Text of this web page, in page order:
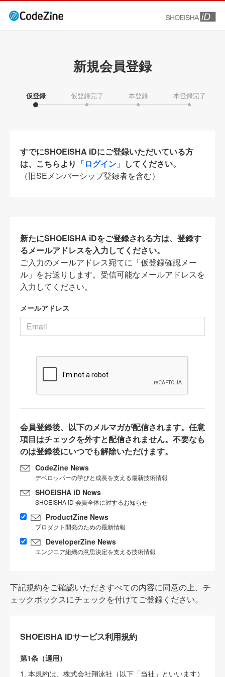
新規会員登録
仮登録 仮登録完了 本登録 本登録完了
すでにSHOEISHA iDにご登録いただいている方
は、こちらより 「ログイン」 してください。
（旧SEメンバーシップ登録者を含む）
新たにSHOEISHA iDをご登録される方は、登録す
るメールアドレスを入力してください。
ご入力のメールアドレス宛てに「仮登録確認メー
ル」をお送りします。受信可能なメールアドレスを
入力してください。
メールアドレス
会員登録後、以下のメルマガが配信されます。任意
項目はチェックを外すと配信されません。不要なも
のは登録後にいつでも解除いただけます。
CodeZine News
デベロッパーの学びと成長を支える最新技術情報
SHOEISHA iD News
SHOEISHA iD 会員全体に対するお知らせ
ProductZine News
プロダクト開発のための最新情報
DeveloperZine News
エンジニア組織の意思決定を支える技術情報
下記規約をご確認いただきすべての内容に同意の上、チ
ェックボックスにチェックを付けてご登録ください。
SHOEISHA iDサービス利用規約
第1条（適用）
1. 本規約は、株式会社翔泳社（以下「当社」といいます）